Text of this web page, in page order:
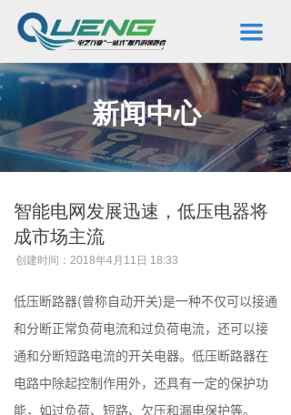
끀
新闻中心
智能电网发展迅速，低压电器将
成市场主流
创建时间： 2018年4月11日 18:33
低压断路器(曾称自动开关)是一种不仅可以接通
和分断正常负荷电流和过负荷电流，还可以接
通和分断短路电流的开关电器。低压断路器在
电路中除起控制作用外，还具有一定的保护功
能，如过负荷、短路、欠压和漏电保护等。